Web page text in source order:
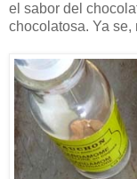
el sabor del
chocolatosa. Ya se,